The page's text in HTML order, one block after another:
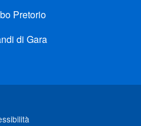
Pretorio
di Gara